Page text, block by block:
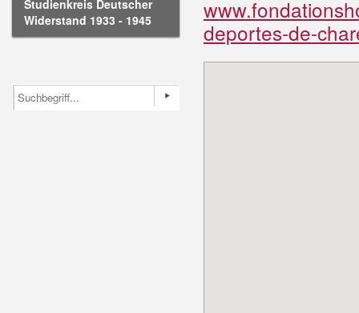
Studienkreis Deutscher
Widerstand 1933 - 1945
deportes-de-